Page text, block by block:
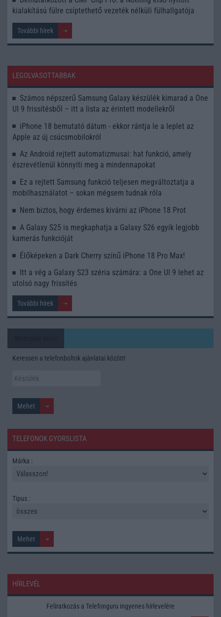
kialakítású fülre csíptethető vezeték nélküli fülhallgatója
További hírek
LEGOLVASOTTABBAK
Számos népszerű Samsung Galaxy készülék kimarad a One
UI 9 frissítésből – itt a lista az érintett modellekről
iPhone 18 bemutató dátum - ekkor rántja le a leplet az
Apple az új csúcsmobilokról
Az Android rejtett automatizmusai: hat funkció, amely
észrevétlenül könnyíti meg a mindennapokat
Ez a rejtett Samsung funkció teljesen megváltoztatja a
mobilhasználatot – sokan mégsem tudnak róla
Nem biztos, hogy érdemes kivárni az iPhone 18 Prot
A Galaxy S25 is megkaphatja a Galaxy S26 egyik legjobb
kamerás funkcióját
Élőképeken a Dark Cherry színű iPhone 18 Pro Max!
Itt a vég a Galaxy S23 széria számára: a One UI 9 lehet az
utolsó nagy frissítés
További hírek
Keressen a telefonboltok ajánlatai között!
TELEFONOK GYORSLISTA
Márka :
Tipus :
HÍRLEVÉL
Feliratkozás a Telefonguru ingyenes hírlevelére